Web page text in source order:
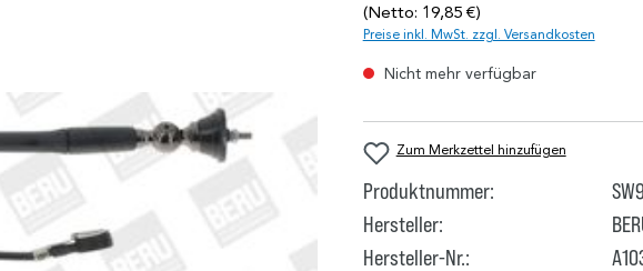
(Netto: 19,85 €)
Preise inkl. MwSt. zzgl. Versandkosten
Nicht mehr verfügbar
Zum Merkzettel hinzufügen
Produktnummer:
Hersteller:
Hersteller-Nr.: